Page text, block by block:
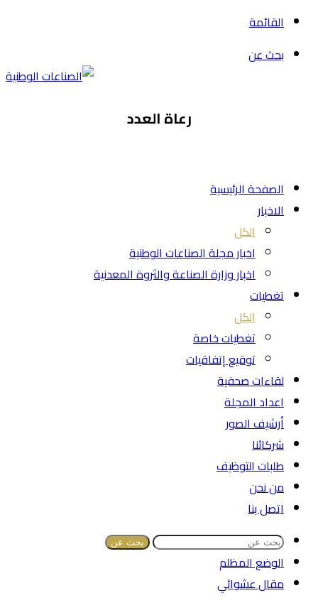
القائمة
بحث عن
رعاة العدد
الصفحة الرئيسية
الاخبار
الكل
اخبار مجلة الصناعات الوطنية
اخبار وزارة الصناعة والثروة المعدنية
تغطيات
الكل
تغطيات خاصة
توقيع إتفاقيات
لقاءات صحفية
اعداد المجلة
أرشيف الصور
شركائنا
طلبات التوظيف
من نحن
اتصل بنا
بحث عن
الوضع المظلم
مقال عشوائي